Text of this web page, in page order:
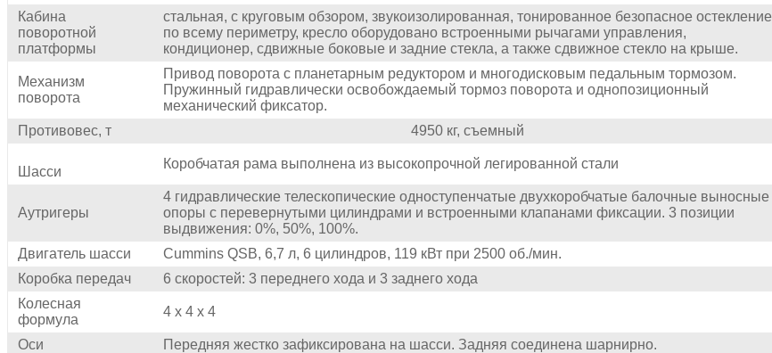
Кабина
поворотной
платформы
стальная, с круговым обзором, звукоизолированная, тонированное безопасное остекление
по всему периметру, кресло оборудовано встроенными рычагами управления,
кондиционер, сдвижные боковые и задние стекла, а также сдвижное стекло на крыше.
Механизм
поворота
Привод поворота с планетарным редуктором и многодисковым педальным тормозом.
Пружинный гидравлически освобождаемый тормоз поворота и однопозиционный
механический фиксатор.
Противовес, т
4950 кг, съемный
Шасси
Коробчатая рама выполнена из высокопрочной легированной стали
Аутригеры
4 гидравлические телескопические одноступенчатые двухкоробчатые балочные выносные
опоры с перевернутыми цилиндрами и встроенными клапанами фиксации. 3 позиции
выдвижения: 0%, 50%, 100%.
Двигатель шасси
Cummins QSB, 6,7 л, 6 цилиндров, 119 кВт при 2500 об./мин.
Коробка передач
6 скоростей: 3 переднего хода и 3 заднего хода
Колесная
формула
4 х 4 х 4
Оси
Передняя жестко зафиксирована на шасси. Задняя соединена шарнирно.